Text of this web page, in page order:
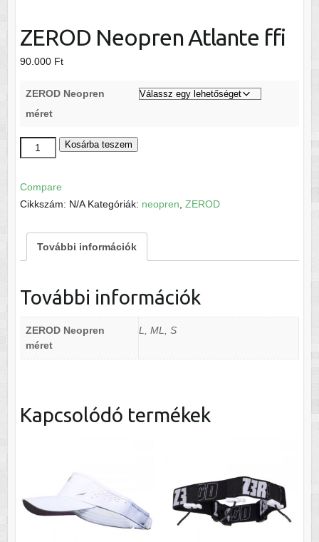
ZEROD Neopren Atlante ffi
90.000 Ft
ZEROD Neopren
méret
ZEROD
Neopren
Kosárba teszem
Compare
Cikkszám: N/A Kategóriák: neopren ZEROD
További információk
További információk
ZEROD Neopren
méret
L, ML, S
Kapcsolódó termékek